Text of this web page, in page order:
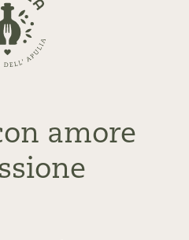
amore